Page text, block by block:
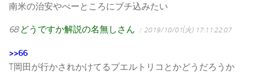
南米の治安やべーところにブチ込みたい
68 どうですか解説の名無しさん ：2019/10/01(火) 17:11:22.07
>>66
T岡田が行かされかけてるプエルトリコとかどうだろうか